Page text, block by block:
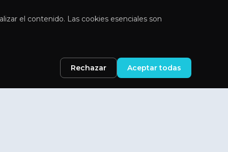
el contenido. Las cookies esenciales son
Rechazar Aceptar todas